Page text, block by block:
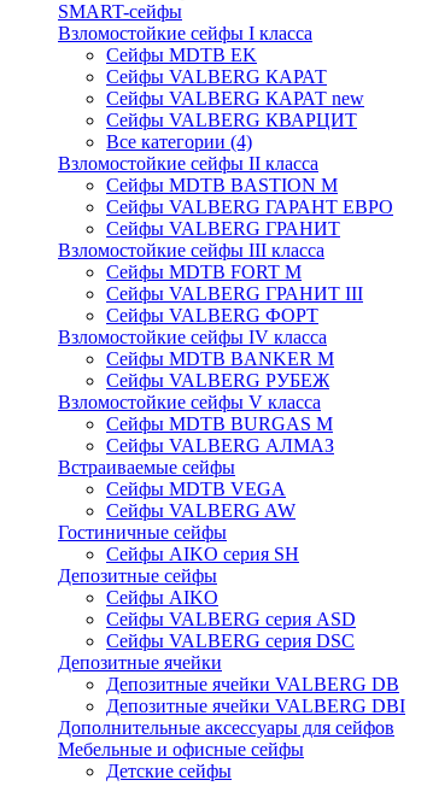
SMART-сейфы
Взломостойкие сейфы I класса
Сейфы MDTB EK
Сейфы VALBERG КАРАТ
Сейфы VALBERG КАРАТ new
Сейфы VALBERG КВАРЦИТ
Все категории (4)
Взломостойкие сейфы II класса
Сейфы MDTB BASTION M
Сейфы VALBERG ГАРАНТ ЕВРО
Сейфы VALBERG ГРАНИТ
Взломостойкие сейфы III класса
Сейфы MDTB FORT M
Сейфы VALBERG ГРАНИТ III
Сейфы VALBERG ФОРТ
Взломостойкие сейфы IV класса
Сейфы MDTB BANKER M
Сейфы VALBERG РУБЕЖ
Взломостойкие сейфы V класса
Сейфы MDTB BURGAS M
Сейфы VALBERG АЛМАЗ
Встраиваемые сейфы
Сейфы MDTB VEGA
Сейфы VALBERG AW
Гостиничные сейфы
Сейфы AIKO серия SH
Депозитные сейфы
Сейфы AIKO
Сейфы VALBERG серия ASD
Сейфы VALBERG серия DSC
Депозитные ячейки
Депозитные ячейки VALBERG DB
Депозитные ячейки VALBERG DBI
Дополнительные аксессуары для сейфов
Мебельные и офисные сейфы
Детские сейфы